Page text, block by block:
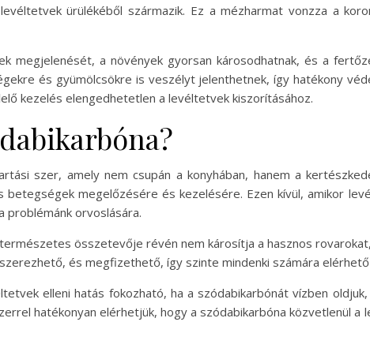
ürülékéből származik. Ez a mézharmat vonzza a
megjelenését, a növények gyorsan károsodhatnak, és a
és gyümölcsökre is veszélyt jelenthetnek, így hatékony
kezelés elengedhetetlen a levéltetvek kiszorításához.
szer, amely nem csupán a konyhában, hanem a
betegségek megelőzésére és kezelésére. Ezen kívül, amikor
orvoslására.
összetevője révén nem károsítja a hasznos
és megfizethető, így szinte mindenki számára
elleni hatás fokozható, ha a szódabikarbónát vízben
hatékonyan elérhetjük, hogy a szódabikarbóna közvetlenül